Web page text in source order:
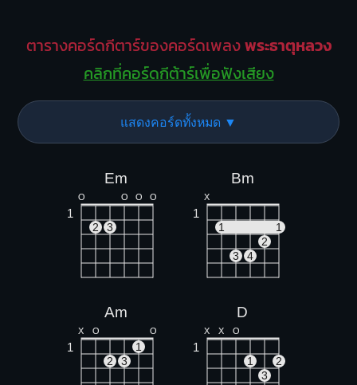
ตารางคอร์ดกีตาร์ของคอร์ดเพลงพระธาตุหลวง
คลิกที่คอร์ดกีต้าร์เพื่อฟังเสียง
แสดงคอร์ดทั้งหมด ▼
Em
O O O O
1
2 3
Bm
X
1
1
1
2
3
4
Am
X O O
1
1
2
3
D
X X O
1
1
2
3